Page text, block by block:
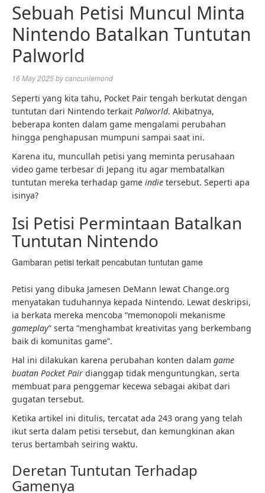
Sebuah Petisi Muncul Minta
Nintendo Batalkan Tuntutan
Palworld
16 May 2025bycancunlemond
Seperti yang kita tahu, Pocket Pair tengah berkutat dengan
tuntutan dari Nintendo terkait Palworld. Akibatnya,
beberapa konten dalam game mengalami perubahan
hingga penghapusan mumpuni sampai saat ini.
Karena itu, muncullah petisi yang meminta perusahaan
video game terbesar di Jepang itu agar membatalkan
tuntutan mereka terhadap game indie tersebut. Seperti apa
isinya?
Isi Petisi Permintaan Batalkan
Tuntutan Nintendo
Gambaran petisi terkait pencabutan tuntutan game
Petisi yang dibuka Jamesen DeMann lewat Change.org
menyatakan tuduhannya kepada Nintendo. Lewat deskripsi,
ia berkata mereka mencoba “memonopoli mekanisme
gameplay” serta “menghambat kreativitas yang berkembang
baik di komunitas game”.
Hal ini dilakukan karena perubahan konten dalam game
buatan Pocket Pair dianggap tidak menguntungkan, serta
membuat para penggemar kecewa sebagai akibat dari
gugatan tersebut.
Ketika artikel ini ditulis, tercatat ada 243 orang yang telah
ikut serta dalam petisi tersebut, dan kemungkinan akan
terus bertambah seiring waktu.
Deretan Tuntutan Terhadap
Gamenya